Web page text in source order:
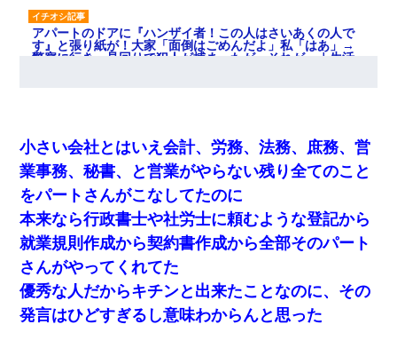
アパートのドアに『ハンザイ者！この人はさいあくの人で
す』と張り紙が！大家「面倒はごめんだよ」私「はあ」→
警察に行き、見回りで犯人が捕まったが、それが…｜生活
私は家が貧しくて、手に職をつけようと看護師になった。
だけど卒業を控えた年の1月末、車にひかれて看護師になれ
なくなった。
【ワロタ】姉から「肉食系14才、乳丸出し、毛はうっすら
生えかけ」というタイトルで画像が送られてきた
３２歳俺「ずっと好きでした！！付き合って下さい！」
２５歳彼女「うん！！絶対幸せになろうね！！！！」
→ ７年後ｗｗｗｗｗ
小さい会社とはいえ会計、労務、法務、庶務、営
業事務、秘書、と営業がやらない残り全てのこと
をパートさんがこなしてたのに
本来なら行政書士や社労士に頼むような登記から
就業規則作成から契約書作成から全部そのパート
さんがやってくれてた
優秀な人だからキチンと出来たことなのに、その
発言はひどすぎるし意味わからんと思った